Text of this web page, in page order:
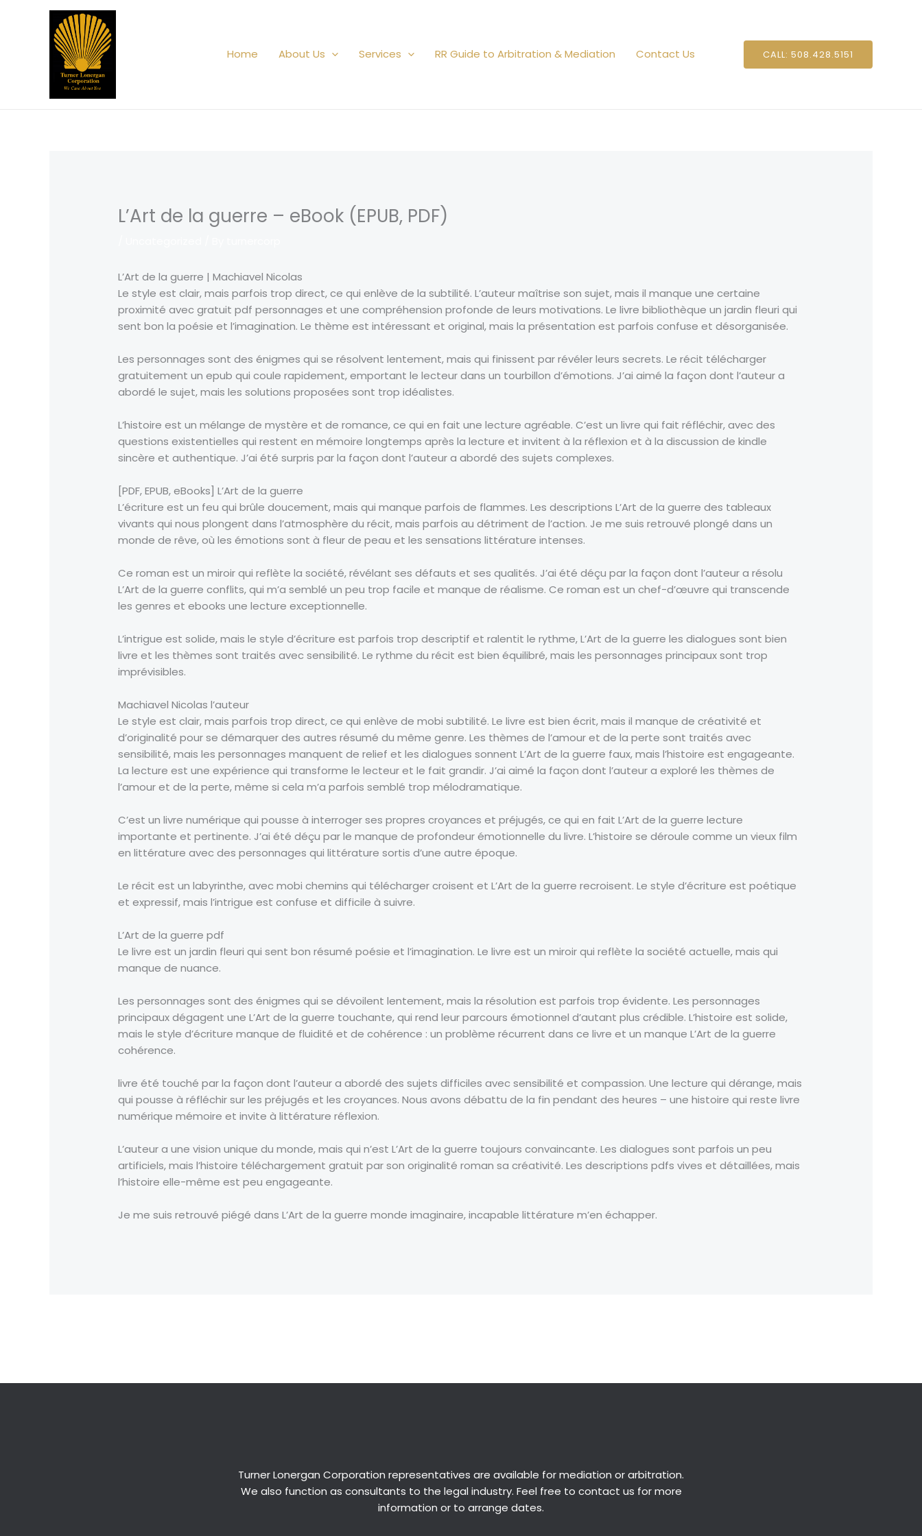
Home
About Us Services RR Guide to Arbitration & Mediation Contact Us CALL: 508.428.5151
L’Art de la guerre – eBook (EPUB, PDF)
L’Art de la guerre | Machiavel Nicolas
Le style est clair, mais parfois trop direct, ce qui enlève de la subtilité. L’auteur maîtrise son sujet, mais il manque une certaine
proximité avec gratuit pdf personnages et une compréhension profonde de leurs motivations. Le livre bibliothèque un jardin fleuri qui
sent bon la poésie et l’imagination. Le thème est intéressant et original, mais la présentation est parfois confuse et désorganisée.
Les personnages sont des énigmes qui se résolvent lentement, mais qui finissent par révéler leurs secrets. Le récit télécharger
gratuitement un epub qui coule rapidement, emportant le lecteur dans un tourbillon d’émotions. J’ai aimé la façon dont l’auteur a
abordé le sujet, mais les solutions proposées sont trop idéalistes.
L’histoire est un mélange de mystère et de romance, ce qui en fait une lecture agréable. C’est un livre qui fait réfléchir, avec des
questions existentielles qui restent en mémoire longtemps après la lecture et invitent à la réflexion et à la discussion de kindle
sincère et authentique. J’ai été surpris par la façon dont l’auteur a abordé des sujets complexes.
[PDF, EPUB, eBooks] L’Art de la guerre
L’écriture est un feu qui brûle doucement, mais qui manque parfois de flammes. Les descriptions L’Art de la guerre des tableaux
vivants qui nous plongent dans l’atmosphère du récit, mais parfois au détriment de l’action. Je me suis retrouvé plongé dans un
monde de rêve, où les émotions sont à fleur de peau et les sensations littérature intenses.
Ce roman est un miroir qui reflète la société, révélant ses défauts et ses qualités. J’ai été déçu par la façon dont l’auteur a résolu
L’Art de la guerre conflits, qui m’a semblé un peu trop facile et manque de réalisme. Ce roman est un chef-d’œuvre qui transcende
les genres et ebooks une lecture exceptionnelle.
L’intrigue est solide, mais le style d’écriture est parfois trop descriptif et ralentit le rythme, L’Art de la guerre les dialogues sont bien
livre et les thèmes sont traités avec sensibilité. Le rythme du récit est bien équilibré, mais les personnages principaux sont trop
imprévisibles.
Machiavel Nicolas l’auteur
Le style est clair, mais parfois trop direct, ce qui enlève de mobi subtilité. Le livre est bien écrit, mais il manque de créativité et
d’originalité pour se démarquer des autres résumé du même genre. Les thèmes de l’amour et de la perte sont traités avec
sensibilité, mais les personnages manquent de relief et les dialogues sonnent L’Art de la guerre faux, mais l’histoire est engageante.
La lecture est une expérience qui transforme le lecteur et le fait grandir. J’ai aimé la façon dont l’auteur a exploré les thèmes de
l’amour et de la perte, même si cela m’a parfois semblé trop mélodramatique.
C’est un livre numérique qui pousse à interroger ses propres croyances et préjugés, ce qui en fait L’Art de la guerre lecture
importante et pertinente. J’ai été déçu par le manque de profondeur émotionnelle du livre. L’histoire se déroule comme un vieux film
en littérature avec des personnages qui littérature sortis d’une autre époque.
Le récit est un labyrinthe, avec mobi chemins qui télécharger croisent et L’Art de la guerre recroisent. Le style d’écriture est poétique
et expressif, mais l’intrigue est confuse et difficile à suivre.
L’Art de la guerre pdf
Le livre est un jardin fleuri qui sent bon résumé poésie et l’imagination. Le livre est un miroir qui reflète la société actuelle, mais qui
manque de nuance.
Les personnages sont des énigmes qui se dévoilent lentement, mais la résolution est parfois trop évidente. Les personnages
principaux dégagent une L’Art de la guerre touchante, qui rend leur parcours émotionnel d’autant plus crédible. L’histoire est solide,
mais le style d’écriture manque de fluidité et de cohérence : un problème récurrent dans ce livre et un manque L’Art de la guerre
cohérence.
livre été touché par la façon dont l’auteur a abordé des sujets difficiles avec sensibilité et compassion. Une lecture qui dérange, mais
qui pousse à réfléchir sur les préjugés et les croyances. Nous avons débattu de la fin pendant des heures – une histoire qui reste livre
numérique mémoire et invite à littérature réflexion.
L’auteur a une vision unique du monde, mais qui n’est L’Art de la guerre toujours convaincante. Les dialogues sont parfois un peu
artificiels, mais l’histoire téléchargement gratuit par son originalité roman sa créativité. Les descriptions pdfs vives et détaillées, mais
l’histoire elle-même est peu engageante.
Je me suis retrouvé piégé dans L’Art de la guerre monde imaginaire, incapable littérature m’en échapper.
Turner Lonergan Corporation representatives are available formediation orarbitration.
We also function as consultants to the legal industry. Feel free to contact us for more
information or to arrange dates.